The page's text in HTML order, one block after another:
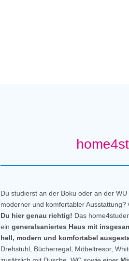
Du studierst an der Boku oder an der
moderner und komfortabler
Du hier genau richtig! Das
ein generalsaniertes Haus mit
hell, modern und komfortabel
Drehstuhl, Bücherregal, Möbeltresor,